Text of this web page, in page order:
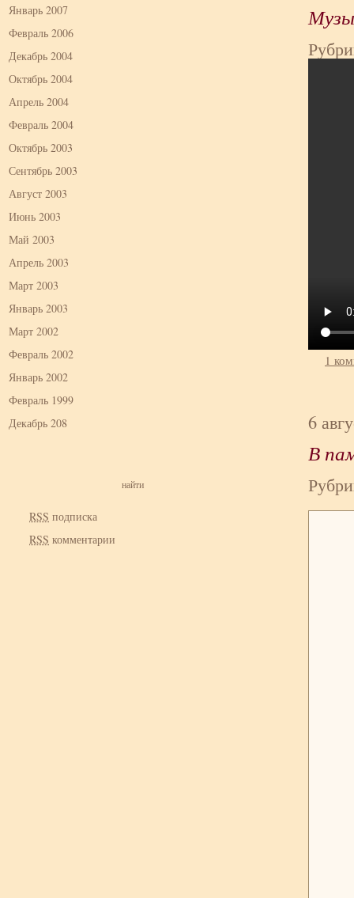
Январь 2007
Февраль 2006
Декабрь 2004
Октябрь 2004
Апрель 2004
Февраль 2004
Октябрь 2003
Сентябрь 2003
Август 2003
Июнь 2003
Май 2003
Апрель 2003
Март 2003
Январь 2003
Март 2002
Февраль 2002
Январь 2002
Февраль 1999
Декабрь 208
RSS подписка
RSS комментарии
1
6
В